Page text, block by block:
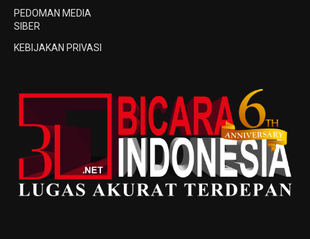
PEDOMAN MEDIA
SIBER
KEBIJAKAN PRIVASI